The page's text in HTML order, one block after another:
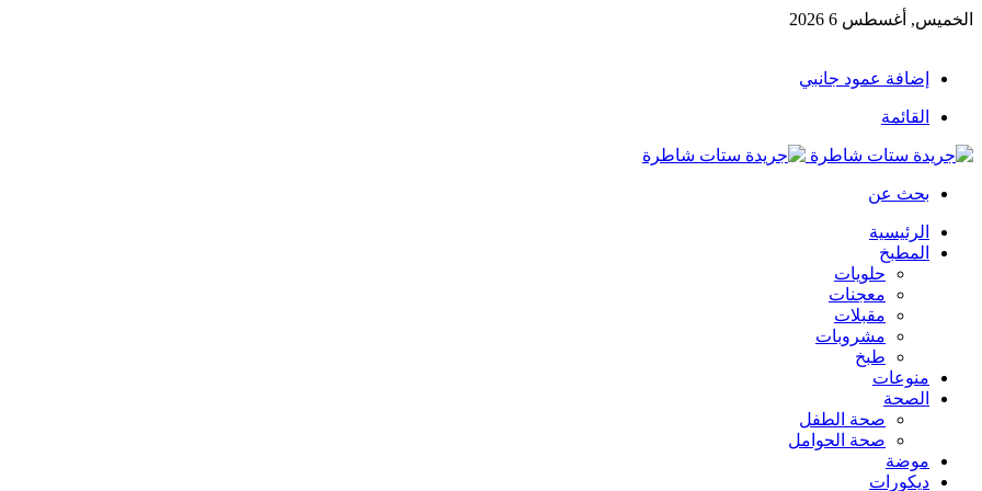
الخميس, أغسطس 6 2026
إضافة عمود جانبي
القائمة
بحث عن
الرئيسية
المطبخ
حلويات
معجنات
مقبلات
مشروبات
طبخ
منوعات
الصحة
صحة الطفل
صحة الحوامل
موضة
ديكورات